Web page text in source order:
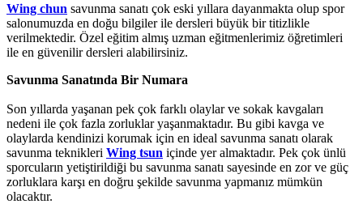
Wing chun savunma sanatı çok eski yıllara dayanmakta olup spor
salonumuzda en doğu bilgiler ile dersleri büyük bir titizlikle
verilmektedir. Özel eğitim almış uzman eğitmenlerimiz öğretimleri
ile en güvenilir dersleri alabilirsiniz.
Savunma Sanatında Bir Numara
Son yıllarda yaşanan pek çok farklı olaylar ve sokak kavgaları
nedeni ile çok fazla zorluklar yaşanmaktadır. Bu gibi kavga ve
olaylarda kendinizi korumak için en ideal savunma sanatı olarak
savunma teknikleri Wing tsun içinde yer almaktadır. Pek çok ünlü
sporcuların yetiştirildiği bu savunma sanatı sayesinde en zor ve güç
zorluklara karşı en doğru şekilde savunma yapmanız mümkün
olacaktır.